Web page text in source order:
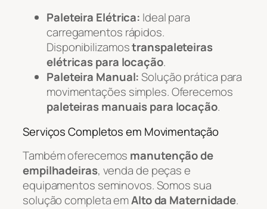
Paleteira Elétrica: Ideal para
carregamentos rápidos.
Disponibilizamostranspaleteiras
elétricas para locação.
Paleteira Manual:Solução prática para
movimentações simples. Oferecemos
paleteiras manuais para locação.
Serviços Completos em Movimentação
Também oferecemos manutenção de
empilhadeiras, venda de peças e
equipamentos seminovos. Somos sua
solução completa emAlto da Maternidade.